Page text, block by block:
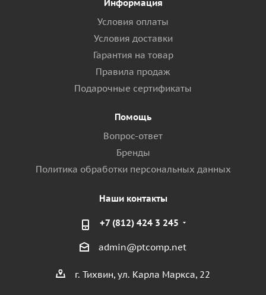
Информация
Условия оплаты
Условия доставки
Гарантия на товар
Правила продаж
Подарочные сертификаты
Помощь
Вопрос-ответ
Бренды
Политика обработки персональных данных
Наши контакты
+7 (812) 424 3 245
admin@ptcomp.net
г. Тихвин, ул. Карла Маркса, 22